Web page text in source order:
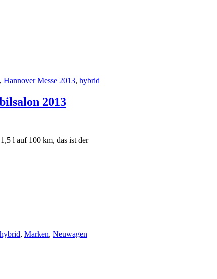
, Hannover Messe 2013, hybrid
2013
l auf 100 km, das ist der
hybrid, Marken, Neuwagen